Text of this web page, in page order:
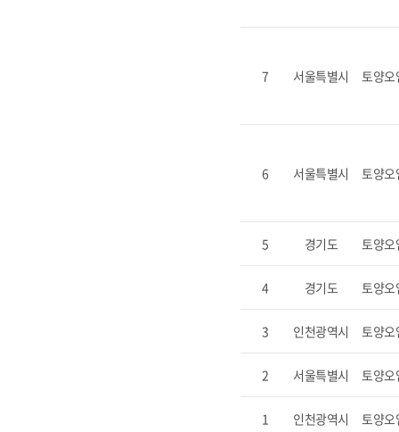
7 서울특별시 토양오
6 서울특별시 토양오
5 경기도 토양오
4 경기도 토양오
3 인천광역시 토양오
2 서울특별시 토양오
1 인천광역시 토양오